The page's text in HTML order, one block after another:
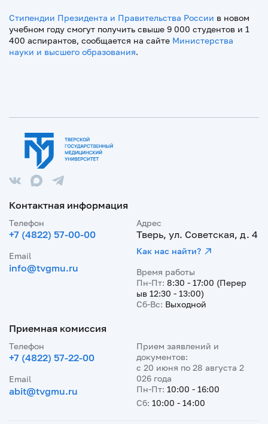
Стипендии Президента и Правительства России в новом
учебном году смогут получить свыше 9 000 студентов и 1
400 аспирантов, сообщается на сайте Министерства
науки и высшего образования.
Контактная информация
Телефон
+7 (4822) 57-00-00
Email
info@tvgmu.ru
Адрес
Тверь, ул. Советская, д. 4
Как нас найти?
Время работы
Пн-Пт: 8:30 - 17:00 (Перер
ыв 12:30 - 13:00)
Сб-Вс: Выходной
Приемная комиссия
Телефон
+7 (4822) 57-22-00
Email
abit@tvgmu.ru
Прием заявлений и
документов:
с 20 июня по 28 августа 2
026 года
Пн-Пт: 10:00 - 16:00
Сб: 10:00 - 14:00